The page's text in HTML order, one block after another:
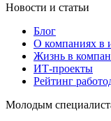
Новости и статьи
Блог
О компаниях в
Жизнь в
ИТ-проекты
Рейтинг
Молодым